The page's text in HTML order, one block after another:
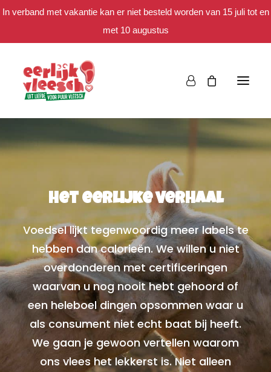
In verband met vakantie kan er niet besteld worden van 15 juli tot en
met 10 augustus
Bestellen
Spaar mee
Het eerlijke verhaal
Voedsel lijkt tegenwoordig meer labels te
hebben dan calorieën. We willen u niet
overdonderen met certificeringen
waarvan u nog nooit hebt gehoord of
een heleboel dingen opsommen waar u
als consument niet echt baat bij heeft.
We gaan je gewoon vertellen waarom
ons vlees het lekkerst is. Niet alleen